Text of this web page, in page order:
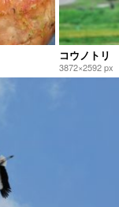
コウノトリ
3872×2592 px